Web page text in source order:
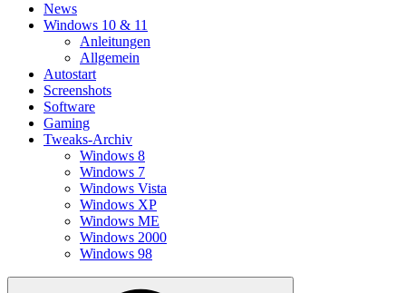
News
Windows 10 & 11
Anleitungen
Allgemein
Autostart
Screenshots
Software
Gaming
Tweaks-Archiv
Windows 8
Windows 7
Windows Vista
Windows XP
Windows ME
Windows 2000
Windows 98